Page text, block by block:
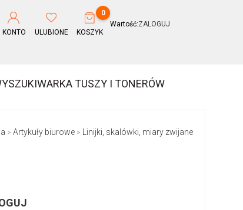
KONTO ULUBIONE
0
KOSZYK
Wartość:ZALOGUJ
TUSZY I TONERÓW
> Artykuły biurowe> Linijki, skalówki, miary zwijane